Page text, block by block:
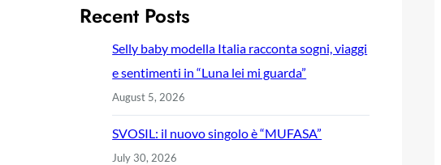
Recent Posts
Selly baby modella Italia racconta sogni, viaggi
e sentimenti in “Luna lei mi guarda”
August 5, 2026
SVOSIL: il nuovo singolo è “MUFASA”
July 30, 2026